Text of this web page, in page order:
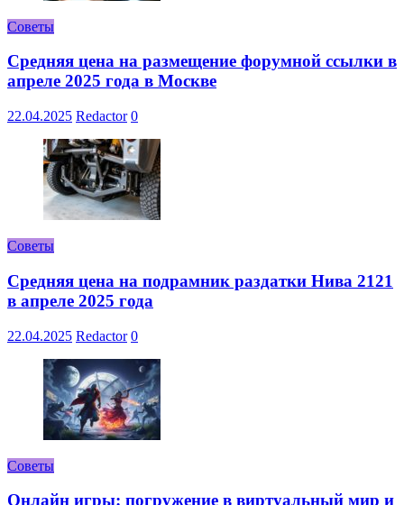
Советы
Средняя цена на размещение форумной ссылки в
апреле 2025 года в Москве
22.04.2025 Redactor 0
Советы
Средняя цена на подрамник раздатки Нива 2121
в апреле 2025 года
22.04.2025 Redactor 0
Советы
Онлайн игры: погружение в виртуальный мир и